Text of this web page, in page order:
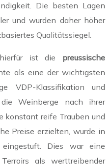
Die besten Lagen
und wurden daher höher
Qualitätssiegel.
ist die preussische
als eine der wichtigsten
VDP-Klassifikation und
Weinberge nach ihrer
konstant reife Trauben und
Preise erzielten, wurde in
Dies war eine
als werttreibender